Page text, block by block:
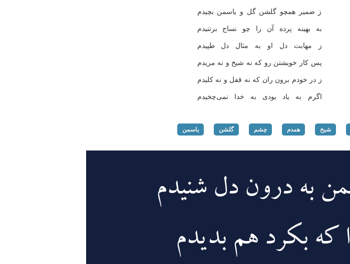
ز ضمیر همچو گلشن گل و یاسمن بچیدم
به بهینه پرده آن را چو نساج برتنیدم
ز مهابت دل او به مثال دل طپیدم
پس كار خویشتن رو كه نه شیخ و نه مریدم
ز در خودم برون ران كه نه قفل و نه كلیدم
اگرم به یاد بودی به خدا نمی‌چخیدم
شیخ همدم چشم گلشن یاسمن